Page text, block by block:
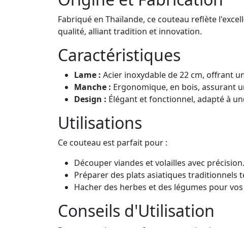
Fabriqué en Thaïlande, ce couteau reflète
qualité, alliant tradition et innovation.
Caractéristiques
Lame : Acier inoxydable de 22 cm, offrant
Manche : Ergonomique, en bois, assurant
Design : Élégant et fonctionnel, adapté à
Utilisations
Ce couteau est parfait pour :
Découper viandes et volailles avec précision.
Préparer des plats asiatiques traditionnels
Hacher des herbes et des légumes pour
Conseils d'Utilisation